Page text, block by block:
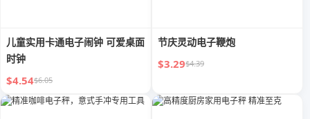
儿童实用卡通电子闹钟 可爱桌面
时钟
$4.54$6.05
节庆灵动电子鞭炮
$3.29$4.39